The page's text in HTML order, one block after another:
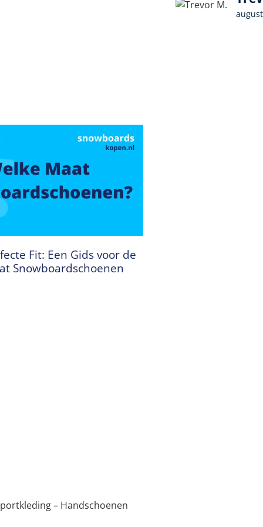
Fit: Een Gids voor de
Snowboardschoenen
– Handschoenen